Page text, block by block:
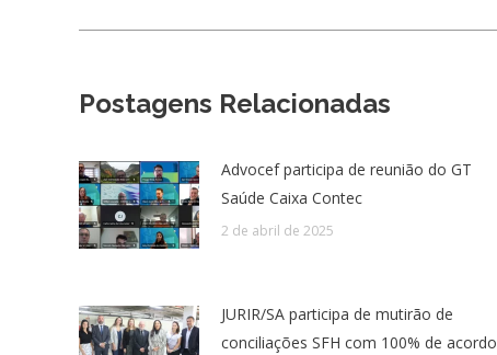
Postagens Relacionadas
Advocef participa de reunião do GT
Saúde Caixa Contec
2 de abril de 2025
JURIR/SA participa de mutirão de
conciliações SFH com 100% de acordo